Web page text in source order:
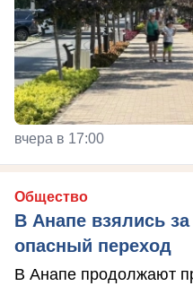
вчера в 17:00
Общество
В Анапе взялись
опасный переход
В Анапе продолжают